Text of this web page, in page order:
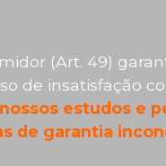
(Art. 49)
de insatisfação
estudos e
de garantia